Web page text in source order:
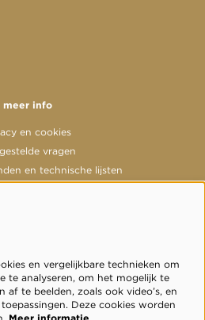
meer info
en cookies
vragen
en technische lijsten
voor de nieuwsbrief
en vergelijkbare technieken om
te analyseren, om het mogelijk te
af te beelden, zoals ook video’s, en
Deze cookies worden